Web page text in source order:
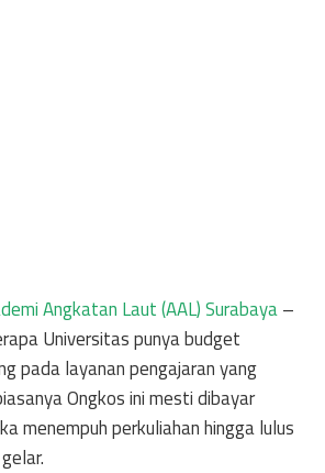
Angkatan Laut (AAL) Surabaya–
Universitas punya budget
pada layanan pengajaran yang
Ongkos ini mesti dibayar
menempuh perkuliahan hingga lulus